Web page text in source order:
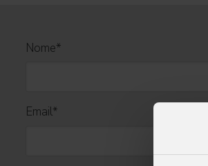
Nome*
Email*